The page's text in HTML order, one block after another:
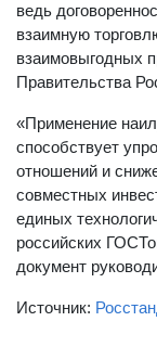
ведь
взаимную
взаимовыгодных
Правительства
«Применение
способствует
отношений и
совместных
единых
российских
документ
Источник: